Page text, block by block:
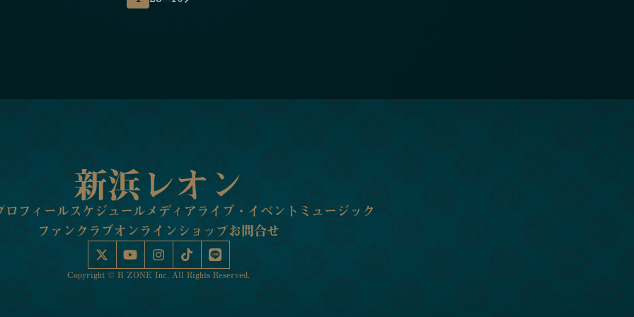
新浜レオン
ロフィールスケジュールメディアライブ・イベント ミュージック
ファンクラブオンラインショップお問合せ
Copyright © B ZONE Inc. All Rights Reserved.